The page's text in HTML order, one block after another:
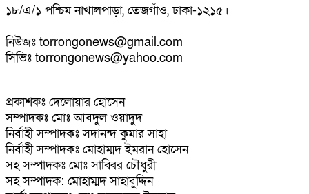
১৮/এ/১ পশ্চিম নাখালপাড়া, তেজগাঁও, ঢাকা-১২১৫।
নিউজঃ torrongonews@gmail.com
সিভিঃ torrongonews@yahoo.com
প্রকাশকঃ দেলোয়ার হোসেন
সম্পাদকঃ মোঃ আবদুল ওয়াদুদ
নির্বাহী সম্পাদকঃ সদানন্দ কুমার সাহা
নির্বাহী সম্পাদকঃ মোহাম্মদ ইমরান হোসেন
সহ সম্পাদকঃ মোঃ সাব্বির চৌধুরী
সহ সম্পাদক: মোহাম্মদ সাহাবুদ্দিন